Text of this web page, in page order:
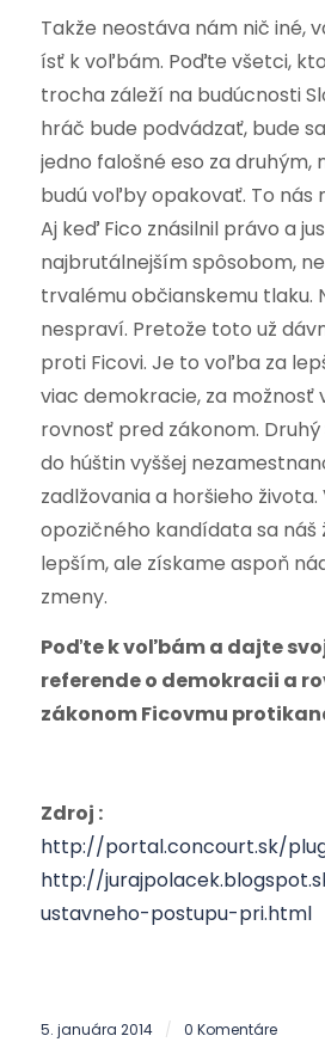
Takže neostáva nám nič iné,
ísť k voľbám. Poďte všetci,
trocha záleží na budúcnosti
hráč bude podvádzať, bude
jedno falošné eso za druhým,
budú voľby opakovať. To nás
Aj keď Fico znásilnil právo a
najbrutálnejším spôsobom,
trvalému občianskemu tlaku.
nespraví. Pretože toto už
proti Ficovi. Je to voľba za
viac demokracie, za
rovnosť pred zákonom.
do húštin vyššej
zadlžovania a horšieho
opozičného kandídata sa náš
lepším, ale získame aspoň
zmeny.
Poďte k voľbám a dajte
referende o demokracii a
zákonom Ficovmu
Zdroj :
http://portal.concourt.sk/
http://
ustavneho-postupu-pri.html
5. januára 2014 / 0 Komentáre